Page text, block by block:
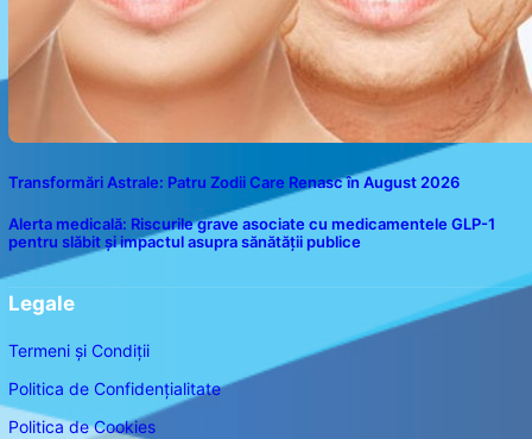
Transformări Astrale: Patru Zodii Care Renasc în August 2026
Alerta medicală: Riscurile grave asociate cu medicamentele GLP-1
pentru slăbit și impactul asupra sănătății publice
Legale
Termeni și Condiții
Politica de Confidențialitate
Politica de Cookies